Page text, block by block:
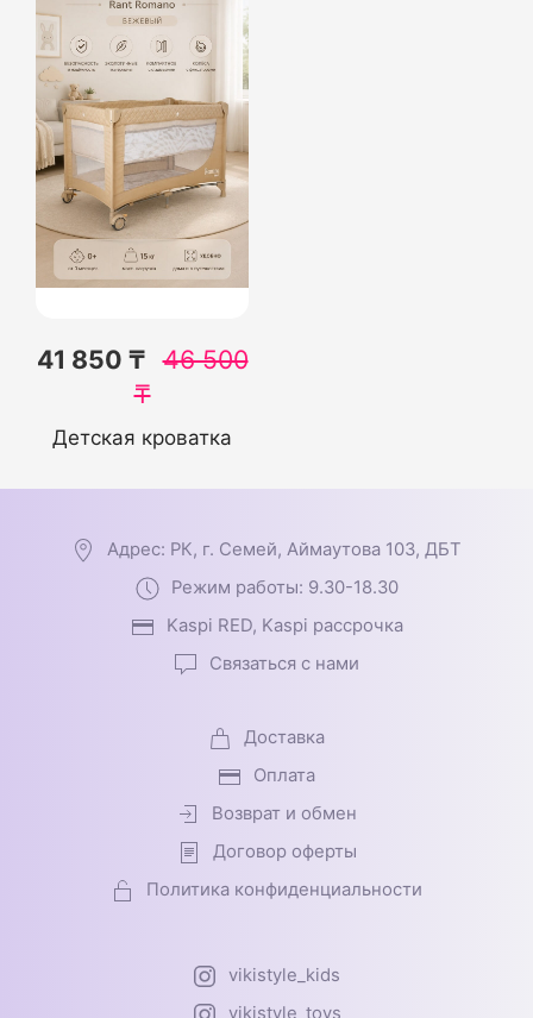
41 850 ₸ 46 500
₸
Детская кроватка
Адрес: РК, г. Семей, Аймаутова 103, ДБТ
Режим работы: 9.30-18.30
Kaspi RED, Kaspi рассрочка
Связаться с нами
Доставка
Оплата
Возврат и обмен
Договор оферты
Политика конфиденциальности
vikistyle_kids
vikistyle_toys